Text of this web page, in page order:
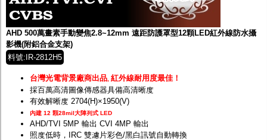
AHD 500萬畫素手動變焦2.8~12mm 遠距防護罩型12顆LED紅外線防水攝
影機(附鋁合金支架)
料號:IR-2812H5
台灣光電背景廠商出品 紅外線耐用度最佳！
採百萬高清圖像傳感器具備高清晰度
有效解晰度 2704(H)×1950(V)
內建 12 顆28mil大陣列式 LED
AHD/TVI 5MP 輸出 CVI 4MP 輸出
照度低時，IRC 雙濾片彩色/黑白訊號自動轉換